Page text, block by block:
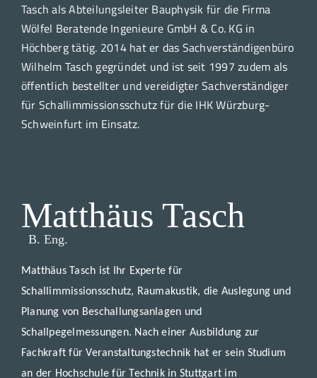
Tasch als Abteilungsleiter Bauphysik für die Firma
Wölfel Beratende Ingenieure GmbH & Co. KG in
Höchberg tätig. 2014 hat er das Sachverständigenbüro
Wilhelm Tasch gegründet und ist seit 1997 zudem als
öffentlich bestellter und vereidigter Sachverständiger
für Schallimmissionsschutz für die IHK Würzburg-
Schweinfurt im Einsatz.
Matthäus Tasch
B. Eng.
Matthäus Tasch ist Ihr Experte für
Schallimmissionsschutz, Raumakustik, die Auslegung und
Planung von Beschallungsanlagen und
Schallpegelmessungen. Nach einer Ausbildung zur
Fachkraft für Veranstaltungstechnik hat er sein Studium
an der Hochschule für Technik in Stuttgart im